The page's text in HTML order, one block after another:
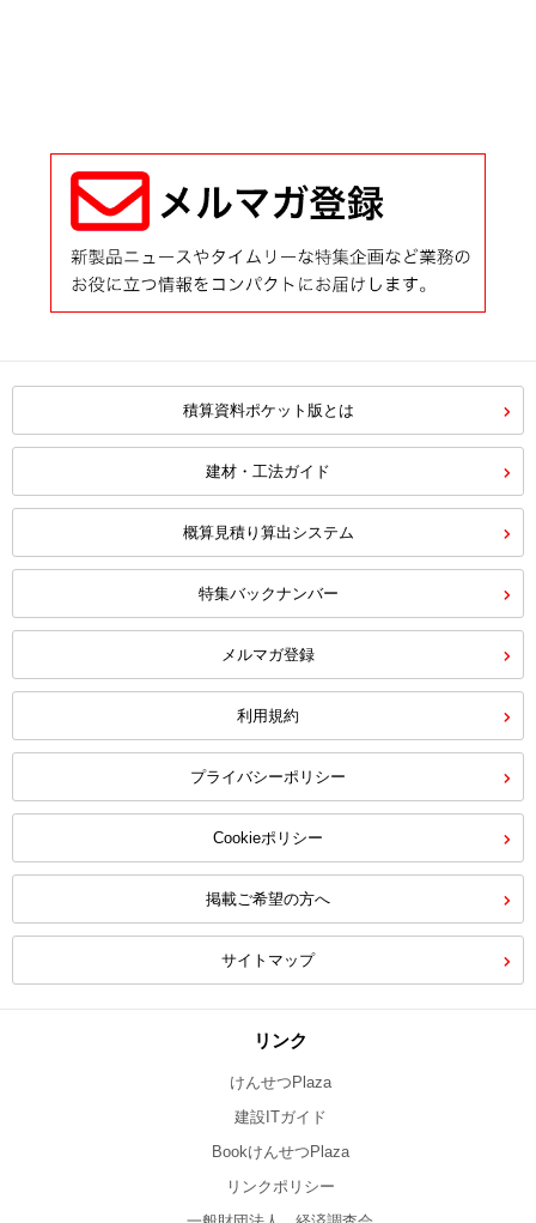
積算資料ポケット版とは
建材・工法ガイド
概算見積り算出システム
特集バックナンバー
メルマガ登録
利用規約
プライバシーポリシー
Cookieポリシー
掲載ご希望の方へ
サイトマップ
リンク
けんせつPlaza
建設ITガイド
BookけんせつPlaza
リンクポリシー